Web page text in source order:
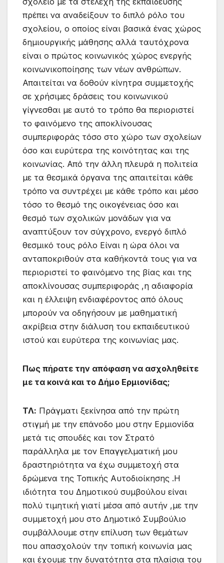
πρέπει να αναδείξουν το διπλό ρόλο του
σχολείου, ο οποίος είναι βασικά ένας χώρος
δημιουργικής μάθησης αλλά ταυτόχρονα
είναι ο πρώτος κοινωνικός χώρος ενεργής
κοινωνικοποίησης των νέων ανθρώπων.
Απαιτείται να δοθούν κίνητρα συμμετοχής
σε χρήσιμες δράσεις του κοινωνικού
γίγνεσθαι με αυτό το τρόπο θα περιοριστεί
το φαινόμενο της αποκλίνουσας
συμπεριφοράς τόσο στο χώρο των σχολείων
όσο και ευρύτερα της κοινότητας και της
κοινωνίας. Από την άλλη πλευρά η πολιτεία
με τα θεσμικά όργανα της απαιτείται κάθε
τρόπο να συντρέχει με κάθε τρόπο και μέσο
τόσο το θεσμό της οικογένειας όσο και
θεσμό των σχολικών μονάδων για να
αναπτύξουν τον σύγχρονο, ενεργό διπλό
θεσμικό τους ρόλο Είναι η ώρα όλοι να
ανταποκριθούν στα καθήκοντά τους για να
περιοριστεί το φαινόμενο της βίας και της
αποκλίνουσας συμπεριφοράς ,η αδιαφορία
και η έλλειψη ενδιαφέροντος από όλους
μπορούν να οδηγήσουν με μαθηματική
ακρίβεια στην διάλυση του εκπαιδευτικού
ιστού και ευρύτερα της κοινωνίας μας.
Πως πήρατε την απόφαση να ασχοληθείτε
με τα κοινά και το Δήμο Ερμιονίδας;
ΤΛ: Πράγματι ξεκίνησα από την πρώτη
στιγμή με την επάνοδο μου στην Ερμιονίδα
μετά τις σπουδές και τον Στρατό
παράλληλα με τον Επαγγελματική μου
δραστηριότητα να έχω συμμετοχή στα
δρώμενα της Τοπικής Αυτοδιοίκησης .Η
ιδιότητα του Δημοτικού συμβούλου είναι
πολύ τιμητική γιατί μέσα από αυτήν ,με την
συμμετοχή μου στο Δημοτικό Συμβούλιο
συμβάλλουμε στην επίλυση των θεμάτων
που απασχολούν την τοπική κοινωνία μας
και έχουμε την δυνατότητα στα πλαίσια του